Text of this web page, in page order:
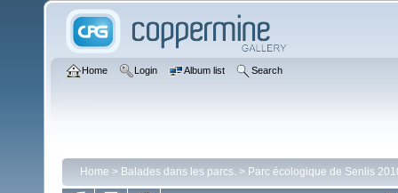
Home Login Album list Search
Home > Balades dans les parcs. > Parc écologique de Senlis